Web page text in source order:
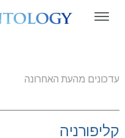
עדכונים מהעת האחרונה
קליפורניה